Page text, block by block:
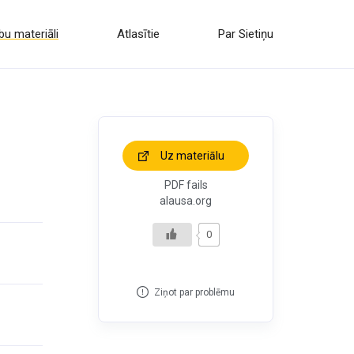
materiāli Atlasītie Par Sietiņu
Uz materiālu
PDF fails
alausa.org
0
Ziņot par problēmu